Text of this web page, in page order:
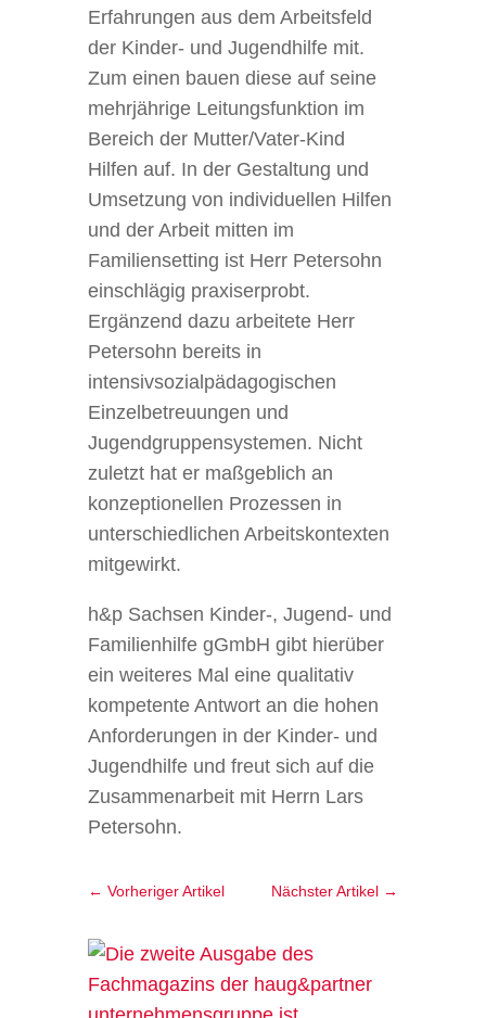
Erfahrungen aus dem Arbeitsfeld
der Kinder- und Jugendhilfe mit.
Zum einen bauen diese auf seine
mehrjährige Leitungsfunktion im
Bereich der Mutter/Vater-Kind
Hilfen auf. In der Gestaltung und
Umsetzung von individuellen Hilfen
und der Arbeit mitten im
Familiensetting ist Herr Petersohn
einschlägig praxiserprobt.
Ergänzend dazu arbeitete Herr
Petersohn bereits in
intensivsozialpädagogischen
Einzelbetreuungen und
Jugendgruppensystemen. Nicht
zuletzt hat er maßgeblich an
konzeptionellen Prozessen in
unterschiedlichen Arbeitskontexten
mitgewirkt.
h&p Sachsen Kinder-, Jugend- und
Familienhilfe gGmbH gibt hierüber
ein weiteres Mal eine qualitativ
kompetente Antwort an die hohen
Anforderungen in der Kinder- und
Jugendhilfe und freut sich auf die
Zusammenarbeit mit Herrn Lars
Petersohn.
← Vorheriger Artikel Nächster Artikel →